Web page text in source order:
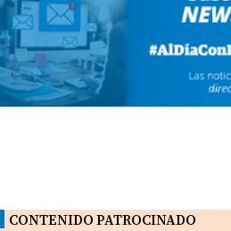
CONTENIDO PATROCINADO